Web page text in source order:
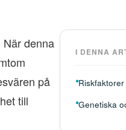
denna
på
till
I DENNA
Riskfaktorer
Genetiska